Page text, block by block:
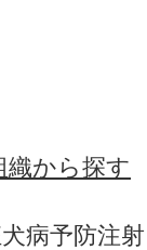
織から探す
病予防注